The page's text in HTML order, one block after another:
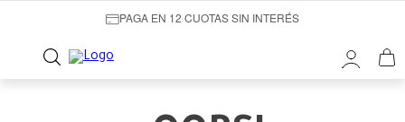
PAGA EN 12 CUOTAS SIN INTERÉS